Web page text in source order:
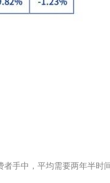
手中，平均需要两年半